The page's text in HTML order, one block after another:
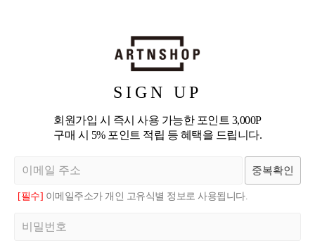
SIGN UP
회원가입 시 즉시 사용 가능한 포인트 3,000P
구매 시 5% 포인트 적립 등 혜택을 드립니다.
중복확인
[필수] 이메일주소가 개인 고유식별 정보로 사용됩니다.